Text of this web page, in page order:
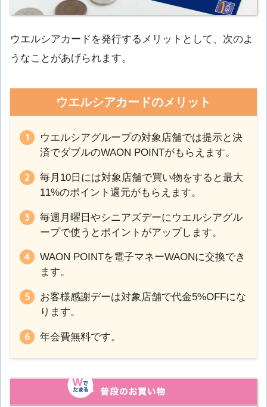
ウエルシアカードを発行するメリットとして、次のよ
うなことがあげられます。
ウエルシアカードのメリット
ウエルシアグループの対象店舗では提示と決
済でダブルのWAON POINTがもらえます。
毎月10日には対象店舗で買い物をすると最大
11%のポイント還元がもらえます。
毎週月曜日やシニアズデーにウエルシアグル
ープで使うとポイントがアップします。
WAON POINTを電子マネーWAONに交換でき
ます。
お客様感謝デーは対象店舗で代金5%OFFにな
ります。
年会費無料です。